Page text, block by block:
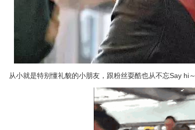
从小就是特别懂礼貌的小朋友，跟粉丝耍酷也从不忘Say hi～